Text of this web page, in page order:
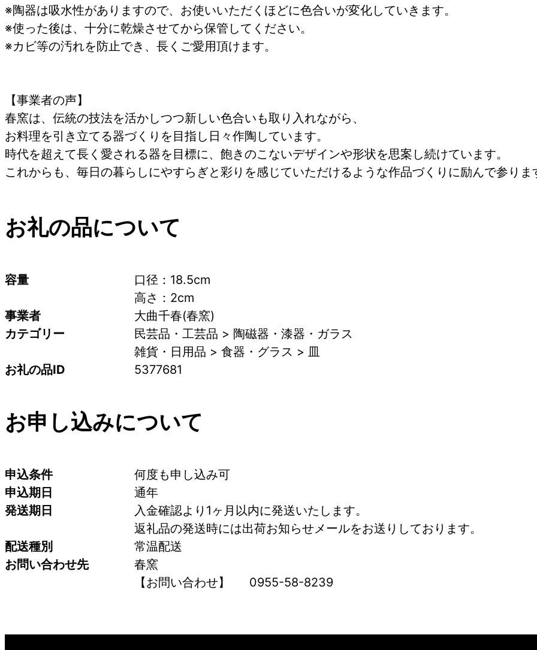
※陶器は吸水性がありますので、お使いいただくほどに色合いが変化していきます。
※使った後は、十分に乾燥させてから保管してください。
※カビ等の汚れを防止でき、長くご愛用頂けます。
【事業者の声】
春窯は、伝統の技法を活かしつつ新しい色合いも取り入れながら、
お料理を引き立てる器づくりを目指し日々作陶しています。
時代を超えて長く愛される器を目標に、飽きのこないデザインや形状を思案し続けています。
これからも、毎日の暮らしにやすらぎと彩りを感じていただけるような作品づくりに励んで参りま
お礼の品について
容量
口径：18.5cm
高さ：2cm
事業者
大曲千春(春窯)
カテゴリー
民芸品・工芸品 > 陶磁器・漆器・ガラス
雑貨・日用品 > 食器・グラス > 皿
お礼の品ID
5377681
お申し込みについて
申込条件
何度も申し込み可
申込期日
通年
発送期日
入金確認より1ヶ月以内に発送いたします。
返礼品の発送時には出荷お知らせメールをお送りしております。
配送種別
常温配送
お問い合わせ先
春窯
【お問い合わせ】	0955-58-8239